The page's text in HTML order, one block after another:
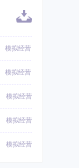
模拟经营
模拟经营
模拟经营
模拟经营
模拟经营